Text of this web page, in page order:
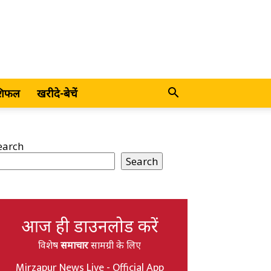
खरीदे-बेचें
Search
आज ही डाउनलोड करें
विशेषसमाचारसामग्री के लिए